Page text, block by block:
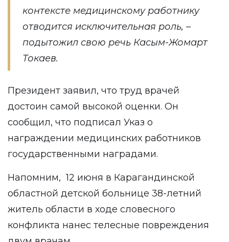
контексте медицинскому работнику
отводится исключительная роль, –
подытожил свою речь Касым-Жомарт
Токаев.
Президент заявил, что труд врачей
достоин самой высокой оценки. Он
сообщил, что подписал Указ о
награждении медицинских работников
государственными наградами.
Напомним, 12 июня в Карагандинской
областной детской больнице 38-летний
житель области в ходе словесного
конфликта нанес телесные повреждения